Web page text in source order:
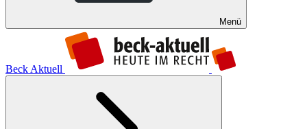
Menü
Beck Aktuell